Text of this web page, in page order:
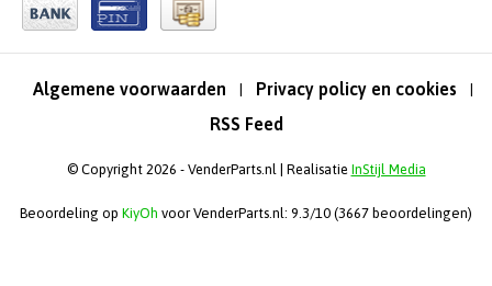
Algemene voorwaarden | Privacy policy en cookies |
RSS Feed
© Copyright 2026 - VenderParts.nl | Realisatie InStijl Media
Beoordeling op KiyOh voor VenderParts.nl: 9.3/10 (3667 beoordelingen)